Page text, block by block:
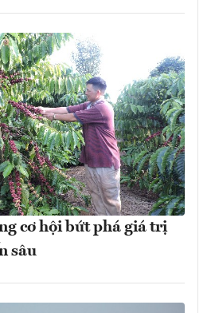
cơ hội bứt phá giá trị
sâu